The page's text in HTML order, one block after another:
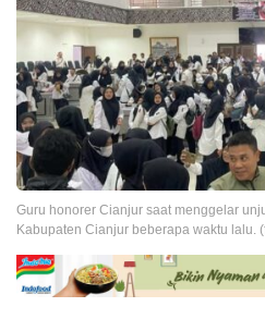
Guru honorer Cianjur saat menggelar
Kabupaten Cianjur beberapa waktu lalu.